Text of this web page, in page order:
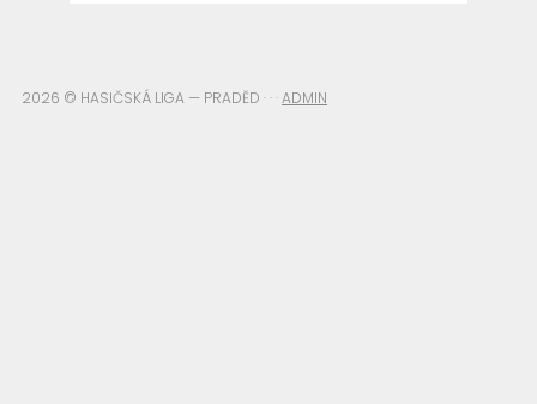
2026 © HASIČSKÁ LIGA — PRADĚD · · ·ADMIN